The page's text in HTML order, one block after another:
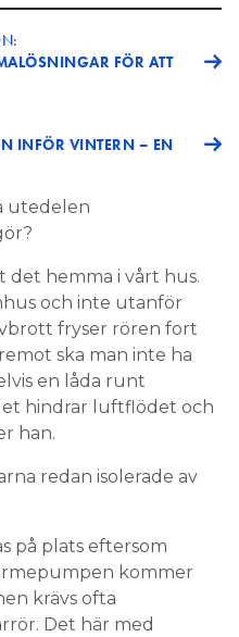
FÖR ATT
INFÖR VINTERN – EN
utedelen
det hemma i vårt hus.
och inte utanför
fryser rören fort
ska man inte ha
en låda runt
hindrar luftflödet och
han.
redan isolerade av
på plats eftersom
kommer
krävs ofta
Det här med